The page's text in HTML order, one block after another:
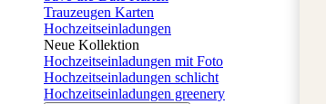
Trauzeugen Karten
Hochzeitseinladungen
Neue Kollektion
Hochzeitseinladungen mit Foto
Hochzeitseinladungen schlicht
Hochzeitseinladungen greenery